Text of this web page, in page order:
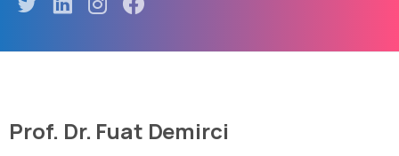
Prof. Dr. Fuat Demirci